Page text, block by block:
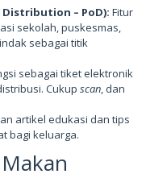
– PoD): Fitur
sekolah, puskesmas,
sebagai titik
sebagai tiket elektronik
Cukup scan , dan
artikel edukasi dan tips
bagi keluarga.